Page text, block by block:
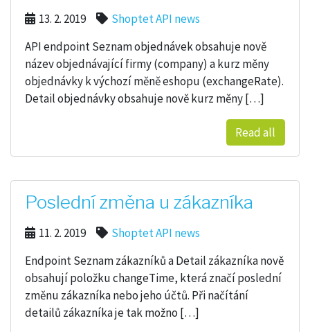
13. 2. 2019
Shoptet API news
API endpoint Seznam objednávek obsahuje nově
název objednávající firmy (company) a kurz měny
objednávky k výchozí měně eshopu (exchangeRate).
Detail objednávky obsahuje nově kurz měny […]
Read all
Poslední změna u zákazníka
11. 2. 2019
Shoptet API news
Endpoint Seznam zákazníků a Detail zákazníka nově
obsahují položku changeTime, která značí poslední
změnu zákazníka nebo jeho účtů. Při načítání
detailů zákazníka je tak možno […]